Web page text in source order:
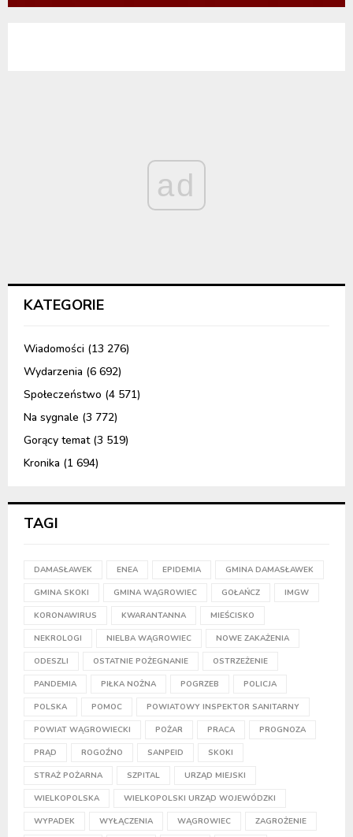
ad
KATEGORIE
Wiadomości (13 276)
Wydarzenia (6 692)
Społeczeństwo (4 571)
Na sygnale (3 772)
Gorący temat(3 519)
Kronika (1 694)
TAGI
DAMASŁAWEK ENEA EPIDEMIA GMINA DAMASŁAWEK
GMINA SKOKI GMINA WĄGROWIEC GOŁAŃCZ IMGW
KORONAWIRUS KWARANTANNA MIEŚCISKO
NEKROLOGI NIELBA WĄGROWIEC NOWE ZAKAŻENIA
ODESZLI OSTATNIE POŻEGNANIE OSTRZEŻENIE
PANDEMIA PIŁKA NOŻNA POGRZEB POLICJA
POLSKA POMOC POWIATOWY INSPEKTOR SANITARNY
POWIAT WĄGROWIECKI POŻAR PRACA PROGNOZA
PRĄD ROGOŹNO SANPEID SKOKI
STRAŻ POŻARNA SZPITAL URZĄD MIEJSKI
WIELKOPOLSKA WIELKOPOLSKI URZĄD WOJEWÓDZKI
WYPADEK WYŁĄCZENIA WĄGROWIEC ZAGROŻENIE